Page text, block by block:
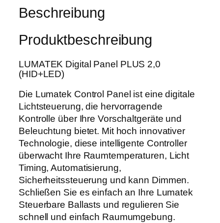
a
:
5
5
5
0
0
€
3
9
9
g
l
P
a
n
e
l
P
L
U
S
2
.
0
Beschreibung
Produktbeschreibung
LUMATEK Digital Panel PLUS 2,0
(HID+LED)
Die Lumatek Control Panel ist eine digitale
Lichtsteuerung, die hervorragende
Kontrolle über Ihre Vorschaltgeräte und
Beleuchtung bietet. Mit hoch innovativer
Technologie, diese intelligente Controller
überwacht Ihre Raumtemperaturen, Licht
Timing, Automatisierung,
Sicherheitssteuerung und kann Dimmen.
Schließen Sie es einfach an Ihre Lumatek
Steuerbare Ballasts und regulieren Sie
schnell und einfach Raumumgebung.